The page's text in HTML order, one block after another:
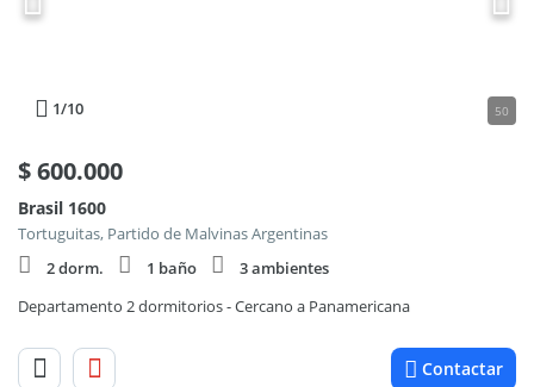
1/10 50
$600.000
Brasil 1600
Tortuguitas, Partido de Malvinas Argentinas
2 dorm.
1 baño
3 ambientes
Departamento 2 dormitorios - Cercano a Panamericana
Contactar